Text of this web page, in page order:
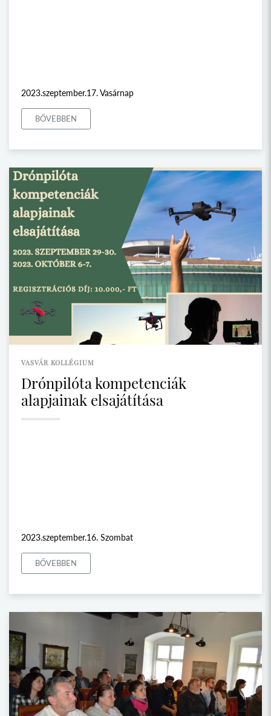
2023.szeptember.17. Vasárnap
BŐVEBBEN
VASVÁR KOLLÉGIUM
Drónpilóta kompetenciák
alapjainak elsajátítása
2023.szeptember.16. Szombat
BŐVEBBEN